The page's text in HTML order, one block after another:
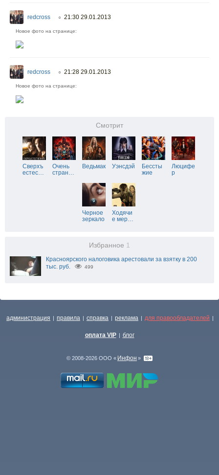
redcross ○ 21:30 29.01.2013
Новое фото на странице:
redcross ○ 21:28 29.01.2013
Новое фото на странице:
Смотрит
Сверхъ
естес…
Очень
стран…
Ведьмак Уэнсдэй
Бессты
жие
Люцифе
р
Черное
зеркало
Ходячи
е мер…
Избранное 1
Красноярского налоговика арестовали за взятку в 200
тыс. руб.
499
администрация | правила | справка | реклама | для правообладателей |
оплата VIP | блог
© 2008-2026 ООО « Инфон »